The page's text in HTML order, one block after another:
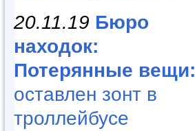
20.11.19 Бюро
находок:
Потерянные вещи:
оставлен зонт в
троллейбусе